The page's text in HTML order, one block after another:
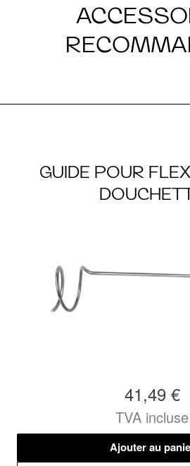
GUIDE POUR
41,49 €
TVA incluse
Ajouter au